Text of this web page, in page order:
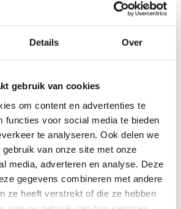
Details Over
gebruik van cookies
om content en advertenties te
functies voor social media te bieden
te analyseren. Ook delen we
van onze site met onze
media, adverteren en analyse. Deze
gegevens combineren met andere
ze heeft verstrekt of die ze hebben
leegdrukker met gele dop
€8,55 Excl. btw
In winkelwagen
vragen